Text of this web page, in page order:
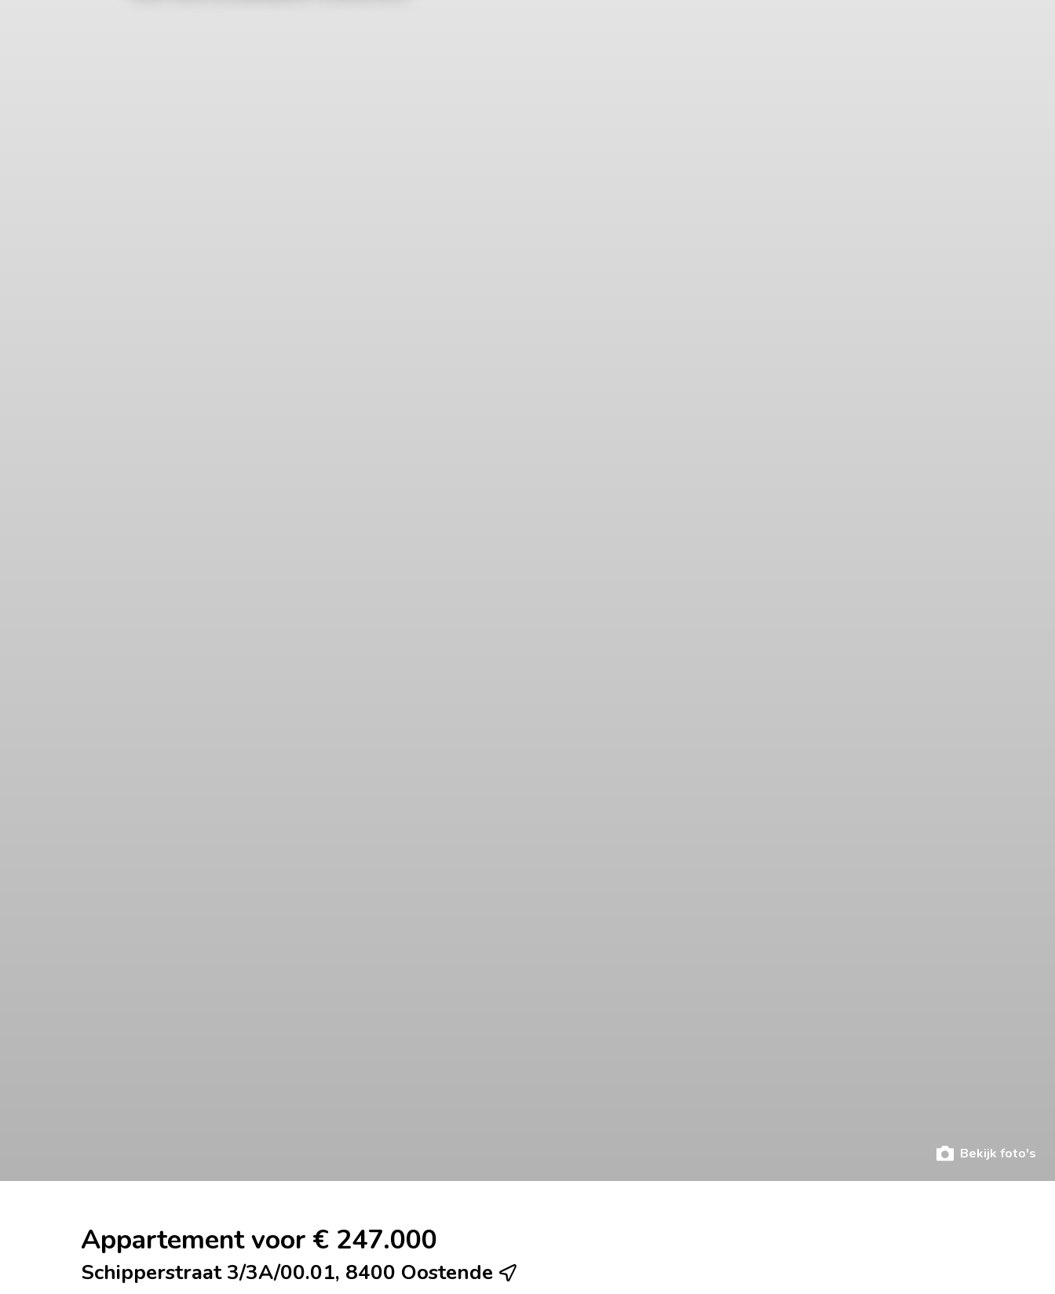
Bekijk foto's
Appartement voor € 247.000
Schipperstraat 3/3A/00.01, 8400 Oostende